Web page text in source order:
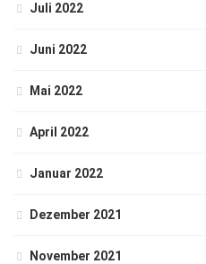
Juli 2022
Juni 2022
Mai 2022
April 2022
Januar 2022
Dezember 2021
November 2021